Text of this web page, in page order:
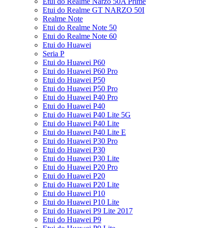
Etui do Realme GT NARZO 50I
Realme Note
Etui do Realme Note 50
Etui do Realme Note 60
Etui do Huawei
Seria P
Etui do Huawei P60
Etui do Huawei P60 Pro
Etui do Huawei P50
Etui do Huawei P50 Pro
Etui do Huawei P40 Pro
Etui do Huawei P40
Etui do Huawei P40 Lite 5G
Etui do Huawei P40 Lite
Etui do Huawei P40 Lite E
Etui do Huawei P30 Pro
Etui do Huawei P30
Etui do Huawei P30 Lite
Etui do Huawei P20 Pro
Etui do Huawei P20
Etui do Huawei P20 Lite
Etui do Huawei P10
Etui do Huawei P10 Lite
Etui do Huawei P9 Lite 2017
Etui do Huawei P9